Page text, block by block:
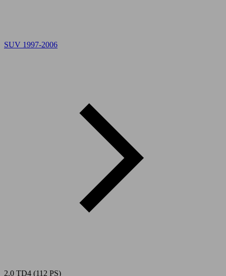
SUV 1997-2006
2.0 TD4 (112 PS)